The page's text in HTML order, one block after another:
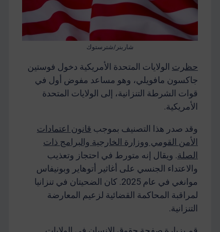
شاربنر/شترستوك
حظرت الولايات المتحدة الأمريكية دخول فوستين
جاكسون مافويلي، وهو مساعد مفوض أول في
قوات الشرطة التنزانية، إلى الولايات المتحدة
الأمريكية.
وقد صدر هذا التصنيف بموجب قانون اعتمادات
الأمن القومي ووزارة الخارجية والبرامج ذات
الصلة. ويقال إنه متورط في احتجاز وتعذيب
والاعتداء الجنسي على أغاثير أتوهاير وبونيفاس
موانغي في عام 2025. كان الضحيتان في تنزانيا
لمراقبة المحاكمة القضائية لزعيم المعارضة
التنزانية.